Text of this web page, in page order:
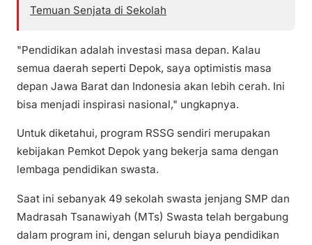
Temuan Senjata di Sekolah
"Pendidikan adalah investasi masa depan. Kalau
semua daerah seperti Depok, saya optimistis masa
depan Jawa Barat dan Indonesia akan lebih cerah. Ini
bisa menjadi inspirasi nasional," ungkapnya.
Untuk diketahui, program RSSG sendiri merupakan
kebijakan Pemkot Depok yang bekerja sama dengan
lembaga pendidikan swasta.
Saat ini sebanyak 49 sekolah swasta jenjang SMP dan
Madrasah Tsanawiyah (MTs) Swasta telah bergabung
dalam program ini, dengan seluruh biaya pendidikan